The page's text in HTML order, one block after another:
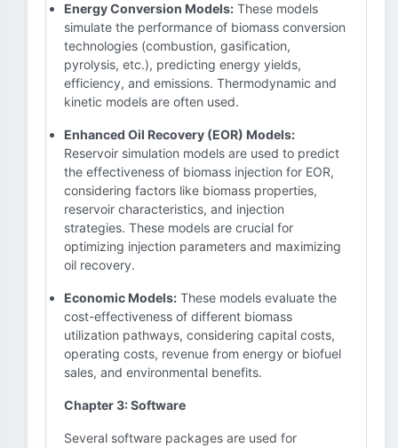
Energy Conversion Models: These models
simulate the performance of biomass conversion
technologies (combustion, gasification,
pyrolysis, etc.), predicting energy yields,
efficiency, and emissions. Thermodynamic and
kinetic models are often used.
Enhanced Oil Recovery (EOR) Models:
Reservoir simulation models are used to predict
the effectiveness of biomass injection for EOR,
considering factors like biomass properties,
reservoir characteristics, and injection
strategies. These models are crucial for
optimizing injection parameters and maximizing
oil recovery.
Economic Models: These models evaluate the
cost-effectiveness of different biomass
utilization pathways, considering capital costs,
operating costs, revenue from energy or biofuel
sales, and environmental benefits.
Chapter 3: Software
Several software packages are used for